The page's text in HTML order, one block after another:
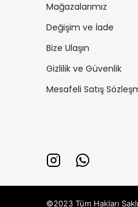
Mağazalarımız
Değişim ve İade
Bize Ulaşın
Gizlilik ve Güvenlik
Mesafeli Satış
©2023 Tüm Hakları